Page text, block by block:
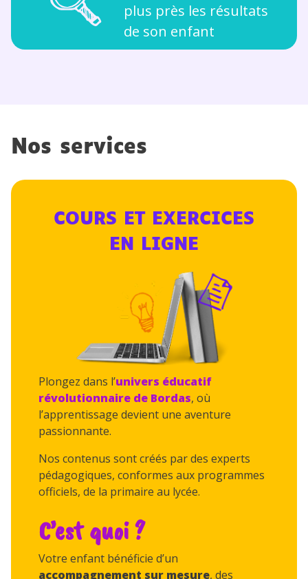
plus près les résultats
de son enfant
Nos services
COURS ET EXERCICES
EN LIGNE
Plongez dans l’univers éducatif
révolutionnaire de Bordas, où
l’apprentissage devient une aventure
passionnante.
Nos contenus sont créés par des experts
pédagogiques, conformes aux programmes
officiels, de la primaire au lycée.
C’est quoi ?
Votre enfant bénéficie d’un
accompagnement sur mesure, des